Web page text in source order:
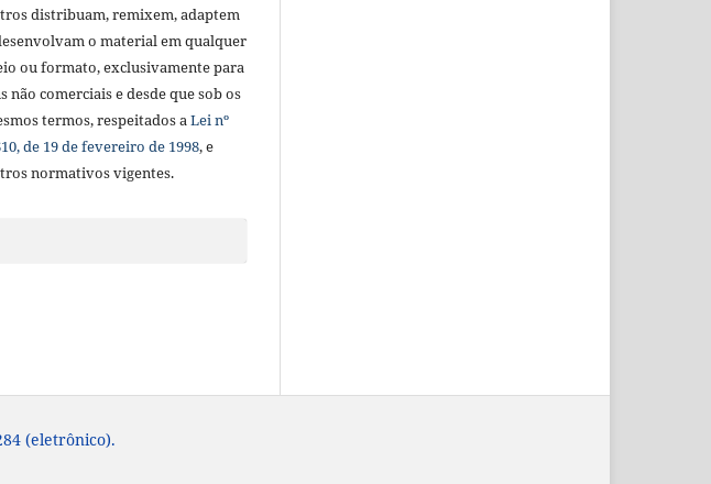
distribuam, remixem, adaptem
o material em qualquer
ou formato, exclusivamente para
não comerciais e desde que sob os
termos, respeitados aLei nº
de 19 de fevereiro de 1998, e
normativos vigentes.
(eletrônico).